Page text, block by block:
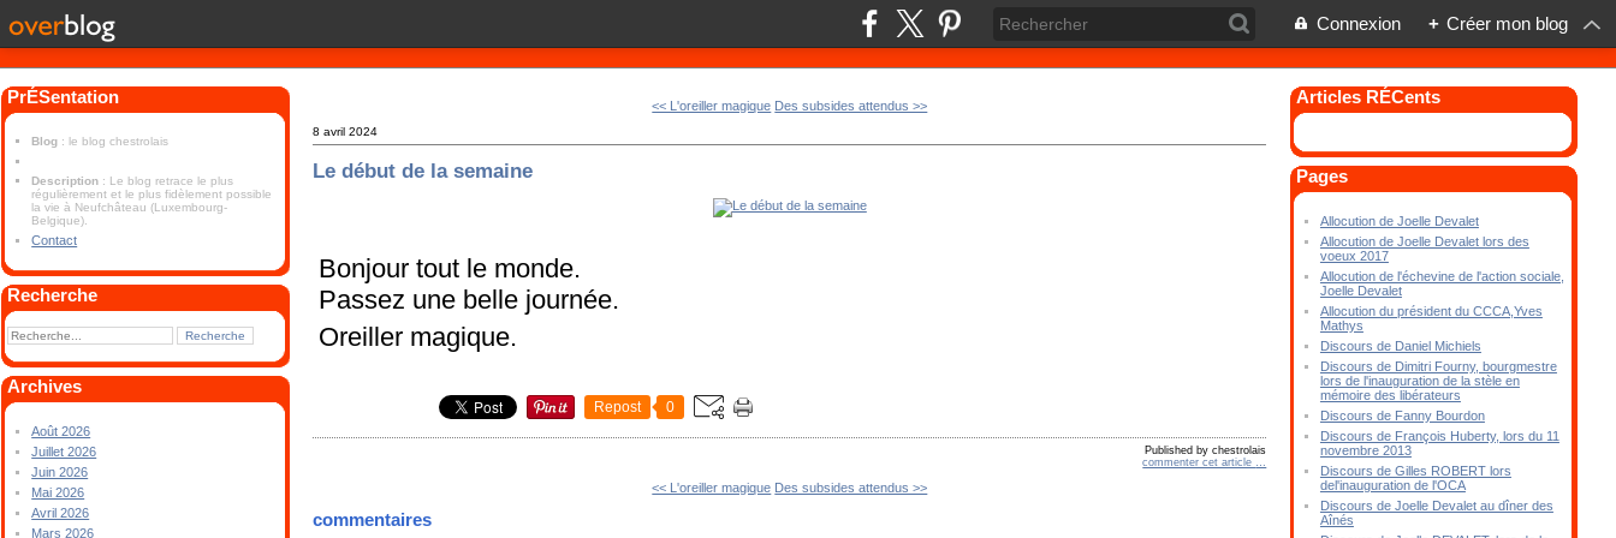
Connexion + Créer mon blog
PrÉSentation
Blog : le blog chestrolais
Description : Le blog retrace le plus
régulièrement et le plus fidèlement possible
la vie à Neufchâteau (Luxembourg-
Belgique).
Contact
Recherche
Archives
Août 2026
Juillet 2026
Juin 2026
Mai 2026
Avril 2026
Mars 2026
<< L'oreiller magique Des subsides attendus >>
8 avril 2024
Le début de la semaine
Bonjour tout le monde.
Passez une belle journée.
Oreiller magique.
Repost 0
Published by chestrolais
commenter cet article
<< L'oreiller magique Des subsides attendus >>
commentaires
Articles RÉCents
Pages
Allocution de Joelle Devalet
Allocution de Joelle Devalet lors des
voeux 2017
Allocution de l'échevine de l'action sociale,
Joelle Devalet
Allocution du président du CCCA,Yves
Mathys
Discours de Daniel Michiels
Discours de Dimitri Fourny, bourgmestre
lors de l'inauguration de la stèle en
mémoire des libérateurs
Discours de Fanny Bourdon
Discours de François Huberty, lors du 11
novembre 2013
Discours de Gilles ROBERT lors
del'inauguration de l'OCA
Discours de Joelle Devalet au dîner des
Aînés